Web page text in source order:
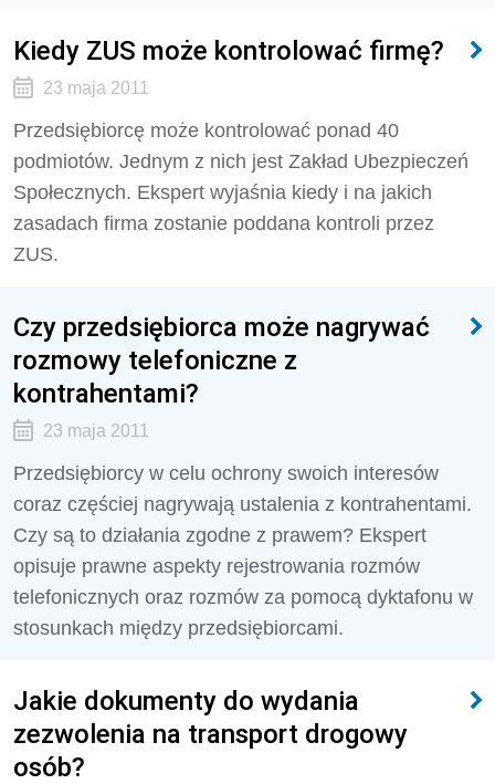
Kiedy ZUS może kontrolować firmę?
23 maja 2011
Przedsiębiorcę może kontrolować ponad 40
podmiotów. Jednym z nich jest Zakład Ubezpieczeń
Społecznych. Ekspert wyjaśnia kiedy i na jakich
zasadach firma zostanie poddana kontroli przez
ZUS.
Czy przedsiębiorca może nagrywać
rozmowy telefoniczne z
kontrahentami?
23 maja 2011
Przedsiębiorcy w celu ochrony swoich interesów
coraz częściej nagrywają ustalenia z kontrahentami.
Czy są to działania zgodne z prawem? Ekspert
opisuje prawne aspekty rejestrowania rozmów
telefonicznych oraz rozmów za pomocą dyktafonu w
stosunkach między przedsiębiorcami.
Jakie dokumenty do wydania
zezwolenia na transport drogowy
osób?